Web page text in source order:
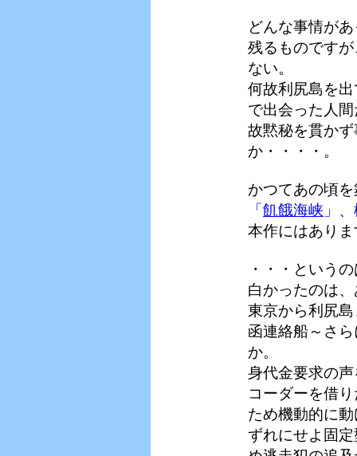
どんな事情が
残るものです
ない。
何故利尻島を
で出会った人
故黙秘を貫か
か・・・・。
かつてあの頃
「飢餓海峡 」
本作にはあり
・・・という
白かったのは
東京から利尻
函連絡船～さ
か。
身代金要求の
コーダーを借
ため機動的に
ずれにせよ固